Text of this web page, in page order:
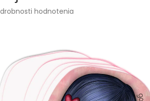
hodnotenia